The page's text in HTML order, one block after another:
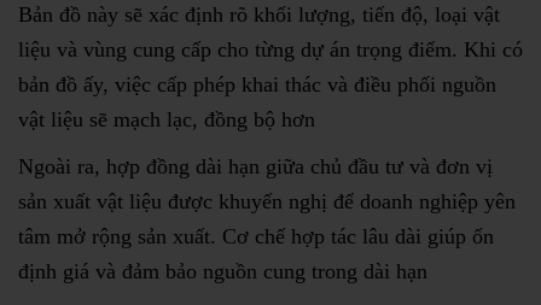
Bản đồ này sẽ xác định rõ khối lượng, tiến độ, loại vật
liệu và vùng cung cấp cho từng dự án trọng điểm. Khi có
bản đồ ấy, việc cấp phép khai thác và điều phối nguồn
vật liệu sẽ mạch lạc, đồng bộ hơn
Ngoài ra, hợp đồng dài hạn giữa chủ đầu tư và đơn vị
sản xuất vật liệu được khuyến nghị để doanh nghiệp yên
tâm mở rộng sản xuất. Cơ chế hợp tác lâu dài giúp ổn
định giá và đảm bảo nguồn cung trong dài hạn